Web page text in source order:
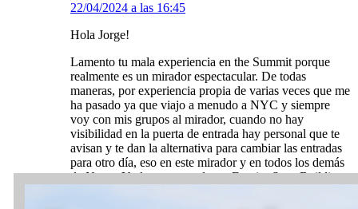
22/04/2024 a las 16:45
Hola Jorge!
Lamento tu mala experiencia en the Summit porque
realmente es un mirador espectacular. De todas
maneras, por experiencia propia de varias veces que me
ha pasado ya que viajo a menudo a NYC y siempre
voy con mis grupos al mirador, cuando no hay
visibilidad en la puerta de entrada hay personal que te
avisan y te dan la alternativa para cambiar las entradas
para otro día, eso en este mirador y en todos los demás
de Nueva York como puede ser Empire State Building